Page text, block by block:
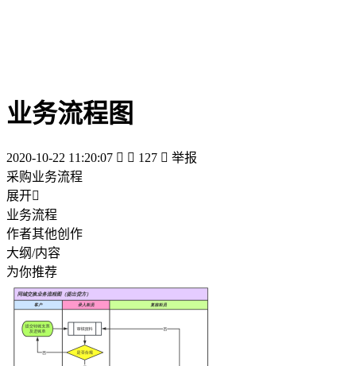
业务流程图
2020-10-22 11:20:07   127  举报
采购业务流程
展开
业务流程
作者其他创作
大纲/内容
为你推荐